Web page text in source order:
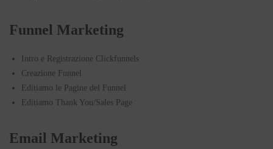
Funnel Marketing
Intro e Registrazione Clickfunnels
Creazione Funnel
Editiamo le Pagine del Funnel
Editiamo Thank You/Sales Page
Email Marketing